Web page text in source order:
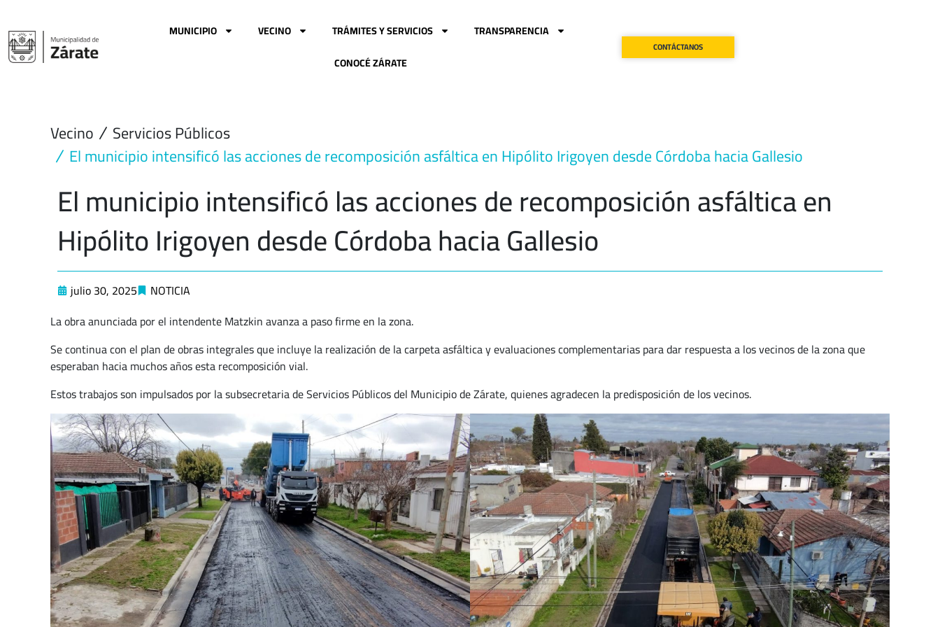
contenido
MUNICIPIO VECINO TRÁMITES Y SERVICIOS
TRANSPARENCIA
CONOCÉ ZÁRATE
CONTÁCTANOS
Vecino Servicios Públicos
El municipio intensificó las acciones de recomposición asfáltica en Hipólito Irigoyen desde Córdoba hacia Gallesio
El municipio intensificó las acciones de recomposición asfáltica en
Hipólito Irigoyen desde Córdoba hacia Gallesio
julio 30, 2025
NOTICIA
La obra anunciada por el intendente Matzkin avanza a paso firme en la zona.
Se continua con el plan de obras integrales que incluye la realización de la carpeta asfáltica y evaluaciones complementarias para dar respuesta a los vecinos de la zona que
esperaban hacia muchos años esta recomposición vial.
Estos trabajos son impulsados por la subsecretaria de Servicios Públicos del Municipio de Zárate, quienes agradecen la predisposición de los vecinos.